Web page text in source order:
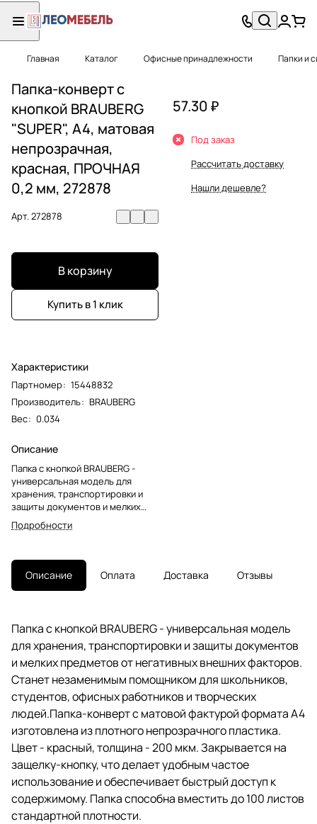
Главная Каталог Офисные принадлежности Папки и
Папка-конверт с
кнопкой BRAUBERG
"SUPER", А4, матовая
непрозрачная,
красная, ПРОЧНАЯ
0,2 мм, 272878
Арт.272878
В корзину
Купить в 1 клик
Характеристики
Партномер: 15448832
Производитель: BRAUBERG
Вес: 0.034
Описание
Папка с кнопкой BRAUBERG -
универсальная модель для
хранения, транспортировки и
защиты документов и мелких
предметов от негативных
внешних факторов. Станет
школьников, студентов, офисных
работников и творческих
людей.Папка-конверт с матовой
непрозрачного пластика. Цвет -
красный, толщина - 200 мкм.
Закрывается на защелку-кнопку,
что делает удобным частое
использование и обеспечивает
быстрый доступ к содержимому.
Папка способна вместить до 100
листов стандартной плотности.
Подробности
57.30 ₽
Под заказ
Рассчитать доставку
Нашли дешевле?
Описание Оплата Доставка Отзывы
Папка с кнопкой BRAUBERG - универсальная модель
для хранения, транспортировки и защиты документов
и мелких предметов от негативных внешних факторов.
Станет незаменимым помощником для школьников,
студентов, офисных работников и творческих
людей.Папка-конверт с матовой фактурой формата А4
изготовлена из плотного непрозрачного пластика.
Цвет - красный, толщина - 200 мкм. Закрывается на
защелку-кнопку, что делает удобным частое
использование и обеспечивает быстрый доступ к
содержимому. Папка способна вместить до 100 листов
стандартной плотности.